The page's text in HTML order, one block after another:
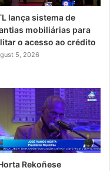
lança sistema de
mobiliárias para
o acesso ao crédito
5, 2026
Rekoñese